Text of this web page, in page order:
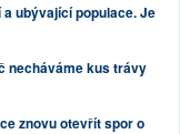
ubývající populace. Je
necháváme kus trávy
znovu otevřít spor o